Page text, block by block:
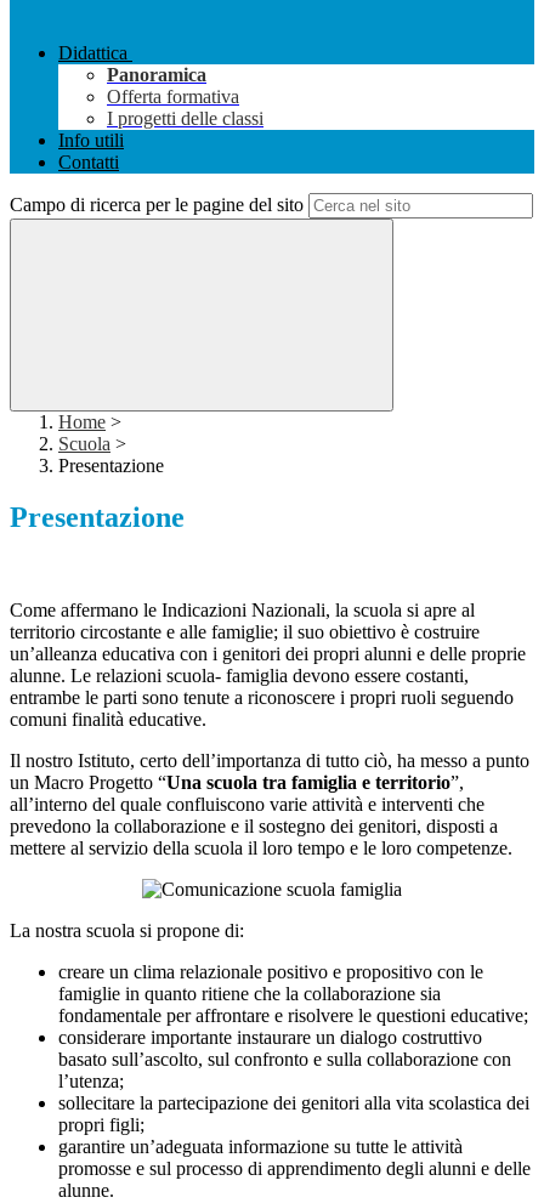
Didattica
Panoramica
Offerta formativa
I progetti delle classi
Info utili
Contatti
Campo di ricerca per le pagine del sito
Home >
Scuola >
Presentazione
Presentazione
Come affermano le Indicazioni Nazionali, la scuola si apre al
territorio circostante e alle famiglie; il suo obiettivo è costruire
un’alleanza educativa con i genitori dei propri alunni e delle proprie
alunne. Le relazioni scuola- famiglia devono essere costanti,
entrambe le parti sono tenute a riconoscere i propri ruoli seguendo
comuni finalità educative.
Il nostro Istituto, certo dell’importanza di tutto ciò, ha messo a punto
un Macro Progetto “Una scuola tra famiglia e territorio”,
all’interno del quale confluiscono varie attività e interventi che
prevedono la collaborazione e il sostegno dei genitori, disposti a
mettere al servizio della scuola il loro tempo e le loro competenze.
La nostra scuola si propone di:
creare un clima relazionale positivo e propositivo con le
famiglie in quanto ritiene che la collaborazione sia
fondamentale per affrontare e risolvere le questioni educative;
considerare importante instaurare un dialogo costruttivo
basato sull’ascolto, sul confronto e sulla collaborazione con
l’utenza;
sollecitare la partecipazione dei genitori alla vita scolastica dei
propri figli;
garantire un’adeguata informazione su tutte le attività
promosse e sul processo di apprendimento degli alunni e delle
alunne.